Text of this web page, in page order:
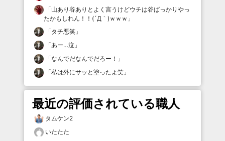
「山あり谷ありとよく言うけどウチは谷ばっかりやっ
たかもしれん！！(´Д｀)ｗｗｗ 」
「タチ悪笑 」
「あー…泣 」
「なんでだなんでだろー！ 」
「私は外にサッと塗ったよ笑 」
最近の評価されている職人
タムケン2
いたたた